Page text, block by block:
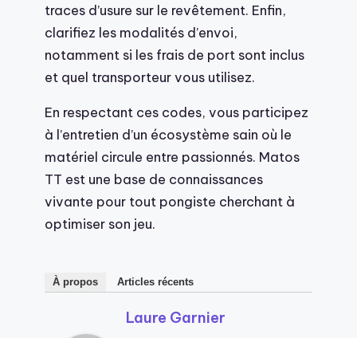
traces d’usure sur le revêtement. Enfin,
clarifiez les modalités d’envoi,
notamment si les frais de port sont inclus
et quel transporteur vous utilisez.
En respectant ces codes, vous participez
à l’entretien d’un écosystème sain où le
matériel circule entre passionnés. Matos
TT est une base de connaissances
vivante pour tout pongiste cherchant à
optimiser son jeu.
À propos Articles récents
Laure Garnier